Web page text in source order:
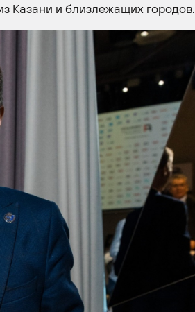
Казани и близлежащих городов.